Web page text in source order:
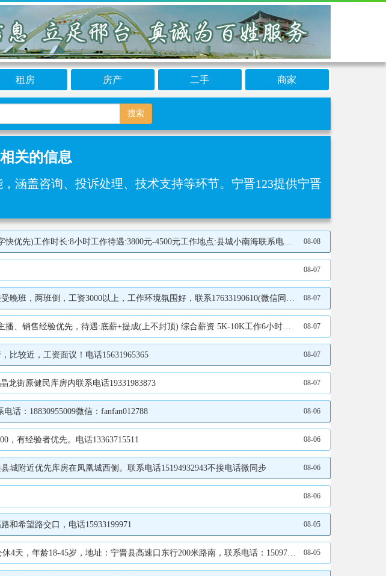
租房 房产 二手 商家
搜索
关的信息
涵盖咨询、投诉处理、技术支持等环节‌。宁晋123提供宁晋
时长:8小时工作待遇:3800元-4500元工作地点:县城小南海联系电话17732922718 08-08
08-07
，两班倒，工资3000以上，工作环境氛围好，联系17633190610(微信同步) 08-07
普通、零活工、打单员。 ✅烫袋机普工（管食宿）负责车间烫袋机的操作，要求：25-50岁，有经验优先，薪资待遇：4000-5000 计件薪资，15元/小时。 ✅车间零活工（管食宿），要求：能长期稳定工作，薪资待遇：4500元/月。 ✅打单员（管食宿），要求：有相关工作经验，能长期稳定上班，薪资待遇：3000元/月， 联系电话：15631979993 08-07
比较近，工资面议！电话15631965365 08-07
龙街原健民库房内联系电话19331983873 08-07
话：18830955009微信：fanfan012788 08-06
，有经验者优先。电话13363715511 08-06
城附近优先库房在凤凰城西侧。联系电话15194932943不接电话微同步 08-06
08-06
和希望路交口，电话15933199971 08-05
45岁，地址：宁晋县高速口东行200米路南，联系电话：15097964075/13785133726 08-05